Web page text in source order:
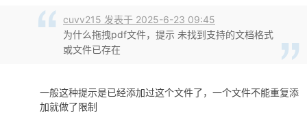
cuvv215 发表于 2025-6-23 09:45
为什么拖拽pdf文件，提示 未找到支持的文档格式
或文件已存在
一般这种提示是已经添加过这个文件了，一个文件不能重复添
加就做了限制